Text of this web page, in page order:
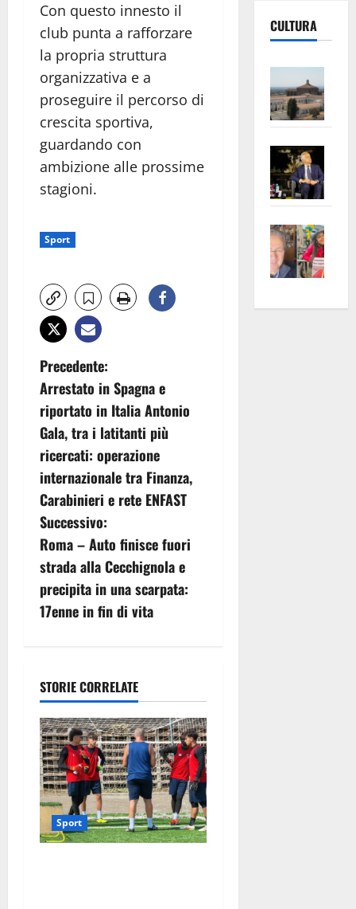
Con questo innesto il
club punta a rafforzare
la propria struttura
organizzativa e a
proseguire il percorso di
crescita sportiva,
guardando con
ambizione alle prossime
stagioni.
Sport
N
a
v
i
g
a
z
i
n
e
a
r
t
i
Precedente:
Arrestato in Spagna e
riportato in Italia Antonio
Gala, tra i latitanti più
ricercati: operazione
internazionale tra Finanza,
Carabinieri e rete ENFAST
Successivo:
Roma – Auto finisce fuori
strada alla Cecchignola e
precipita in una scarpata:
17enne in fin di vita
STORIE CORRELATE
Sport
CULTURA
euro
apre